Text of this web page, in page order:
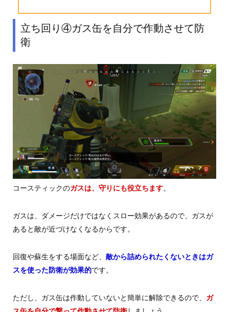
立ち回り④ガス缶を自分で作動させて防
衛
コースティックのガスは、守りにも役立ちます。
ガスは、ダメージだけではなくスロー効果があるので、ガスが
あると敵が近づけなくなるからです。
回復や蘇生をする場面など、 敵から詰められたくないときはガ
スを使った防衛が効果的です。
ただし、ガス缶は作動していないと簡単に解除できるので、 ガ